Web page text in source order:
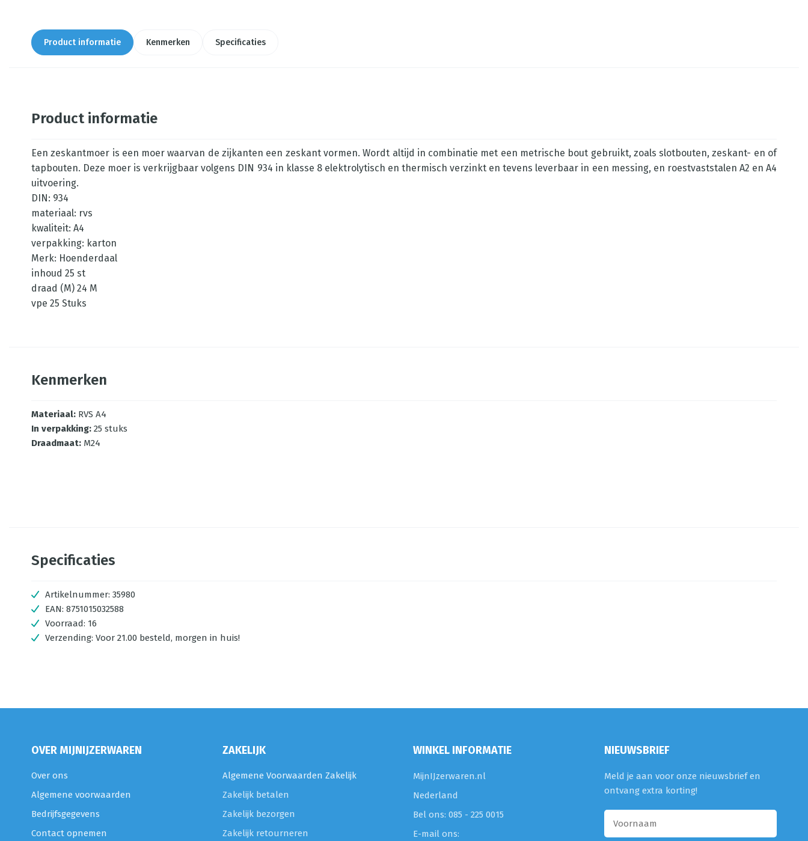
Product informatie Kenmerken Specificaties
Product informatie
Een zeskantmoer is een moer waarvan de zijkanten een zeskant vormen. Wordt altijd in combinatie met een metrische bout gebruikt, zoals slotbouten, zeskant- en of
tapbouten. Deze moer is verkrijgbaar volgens DIN 934 in klasse 8 elektrolytisch en thermisch verzinkt en tevens leverbaar in een messing, en roestvaststalen A2 en A4
uitvoering.
DIN: 934
materiaal: rvs
kwaliteit: A4
verpakking: karton
Merk: Hoenderdaal
inhoud 25 st
draad (M) 24 M
vpe 25 Stuks
Kenmerken
Materiaal: RVS A4
In verpakking: 25 stuks
Draadmaat: M24
Specificaties
Artikelnummer: 35980
EAN: 8751015032588
Voorraad: 16
Verzending: Voor 21.00 besteld, morgen in huis!
OVER MIJNIJZERWAREN
Over ons
Algemene voorwaarden
Bedrijfsgegevens
Contact opnemen
ZAKELIJK
Algemene Voorwaarden Zakelijk
Zakelijk betalen
Zakelijk bezorgen
Zakelijk retourneren
WINKEL INFORMATIE
MijnIJzerwaren.nl
Nederland
Bel ons: 085 - 225 0015
E-mail ons:
NIEUWSBRIEF
Meld je aan voor onze nieuwsbrief en
ontvang extra korting!